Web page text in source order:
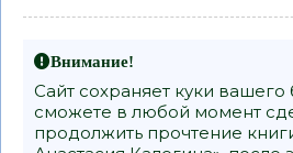
Внимание!
Сайт сохраняет куки вашего
сможете в любой момент
продолжить прочтение